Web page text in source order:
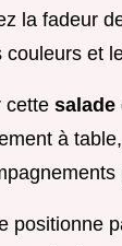
la fadeur
couleurs et
cette salade
à
positionne